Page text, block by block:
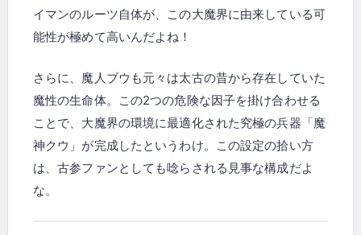
イマンのルーツ自体が、この大魔界に由来している可
能性が極めて高いんだよね！
さらに、魔人ブウも元々は太古の昔から存在していた
魔性の生命体。この2つの危険な因子を掛け合わせる
ことで、大魔界の環境に最適化された究極の兵器「魔
神クウ」が完成したというわけ。この設定の拾い方
は、古参ファンとしても唸らされる見事な構成だよ
な。